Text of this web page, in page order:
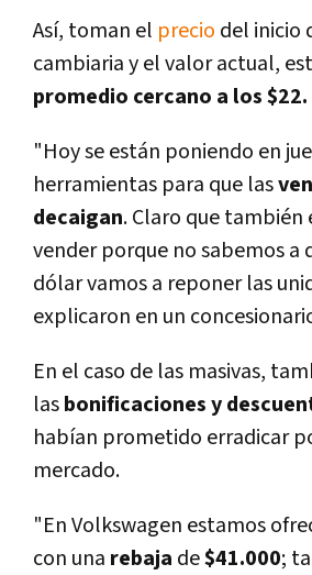
Así­, toman el precio del inicio
cambiaria y el valor actual,
promedio cercano a los $22.
"Hoy se están poniendo en
herramientas para que las
decaigan. Claro que también
vender porque no sabemos a
dólar vamos a reponer las
explicaron en un
En el caso de las masivas,
lasbonificaciones y
habí­an prometido erradicar
mercado.
"En Volkswagen estamos
con una rebaja de$41.000;